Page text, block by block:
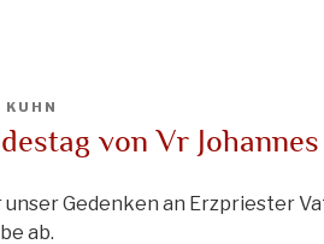
KUHN
von Vr Johannes
unser Gedenken an Erzpriester
ab.